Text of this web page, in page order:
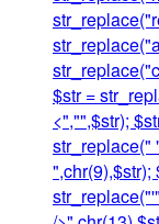
$str =
<","",$str);
str_replace("
",chr(9),$str);